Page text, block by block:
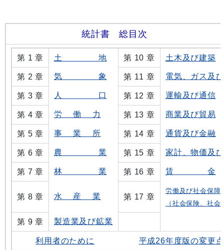
統計書 総目次
第 1 章 土 地 第 10 章 土木及び建築
第 2 章 気 象 第 11 章 電気、ガス及
第 3 章 人 口 第 12 章 運輸及び通信
第 4 章 労 働 力 第 13 章 商業及び貿易
第 5 章 事 業 所 第 14 章 通貨及び金融
第 6 章 農 業 第 15 章 家計、物価及
第 7 章 林 業 第 16 章 賃 金
第 8 章 水 産 業 第 17 章
労働及び社会保障
（社会保険、社会
第 9 章 製造業及び鉱業
利用者のために 平成26年度版の変更